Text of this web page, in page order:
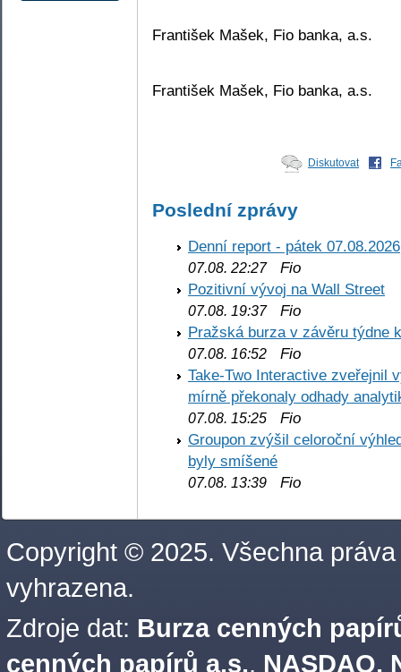
František Mašek, Fio banka, a.s.
František Mašek, Fio banka, a.s.
Diskutovat
Poslední zprávy
Denní report - pátek 07.08.2026
07.08. 22:27Fio
Pozitivní vývoj na Wall Street
07.08. 19:37Fio
Pražská burza v závěru týdne
07.08. 16:52 Fio
Take-Two Interactive zveřejnil
mírně překonaly odhady
07.08. 15:25 Fio
Groupon zvýšil celoroční
byly smíšené
07.08. 13:39 Fio
Copyright © 2025. Všechna práva
vyhrazena.
Zdroje dat: Burza cenných
cenných papírů a.s., NASDAQ,